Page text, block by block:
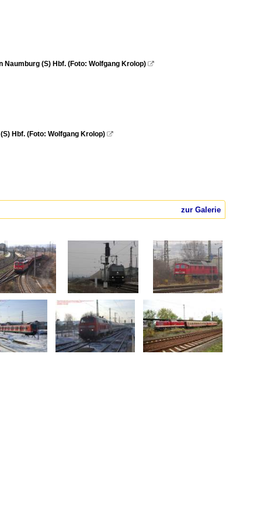
(S) Hbf. (Foto: Wolfgang Krolop) 
Hbf. (Foto: Wolfgang Krolop) 
zur Galerie